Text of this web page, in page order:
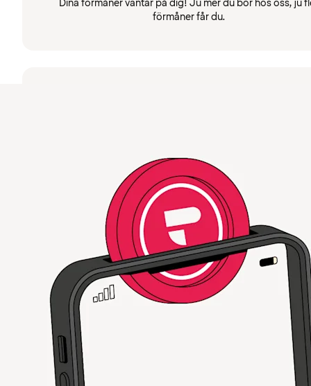
Dina förmåner väntar på dig! Ju mer du bor hos oss, ju
förmåner får du.